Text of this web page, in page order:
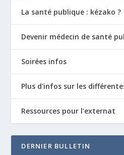
La santé publique : kézako ?
Devenir médecin de santé
Soirées infos
Plus d'infos sur les
Ressources pour l'externat
DERNIER BULLETIN